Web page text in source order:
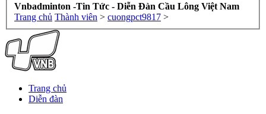
Vnbadminton -Tin Tức - Diễn Đàn Cầu Lông Việt Nam
Trang chủ Thành viên > cuongpct9817 >
Trang chủ
Diễn đàn